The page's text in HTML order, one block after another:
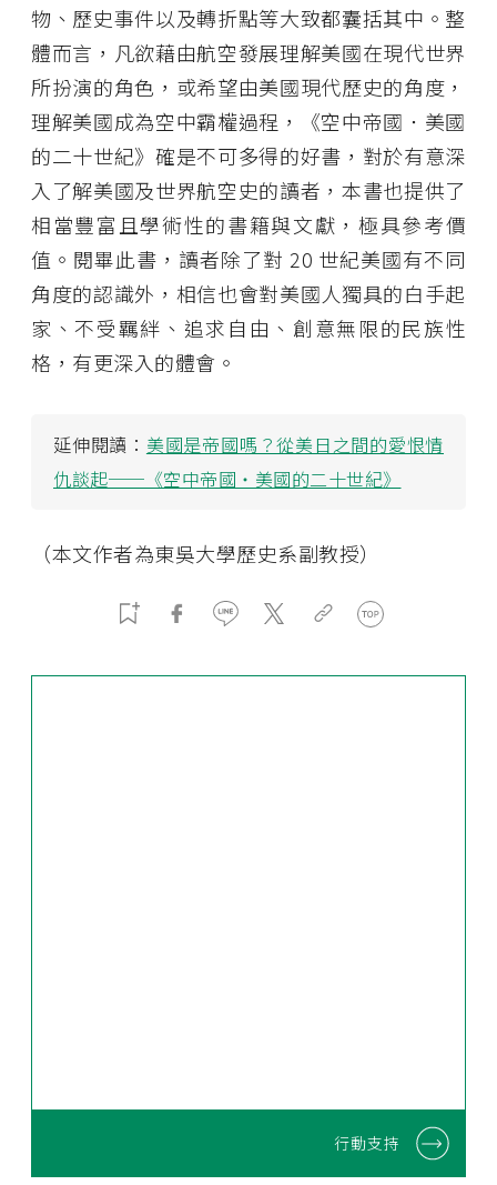
物、歷史事件以及轉折點等大致都囊括其中。整
體而言，凡欲藉由航空發展理解美國在現代世界
所扮演的角色，或希望由美國現代歷史的角度，
理解美國成為空中霸權過程，《空中帝國．美國
的二十世紀》確是不可多得的好書，對於有意深
入了解美國及世界航空史的讀者，本書也提供了
相當豐富且學術性的書籍與文獻，極具參考價
值。閱畢此書，讀者除了對 20 世紀美國有不同
角度的認識外，相信也會對美國人獨具的白手起
家、不受羈絆、追求自由、創意無限的民族性
格，有更深入的體會。
延伸閱讀： 美國是帝國嗎？從美日之間的愛恨情
仇談起──《空中帝國・美國的二十世紀》
（本文作者為東吳大學歷史系副教授）
行動支持